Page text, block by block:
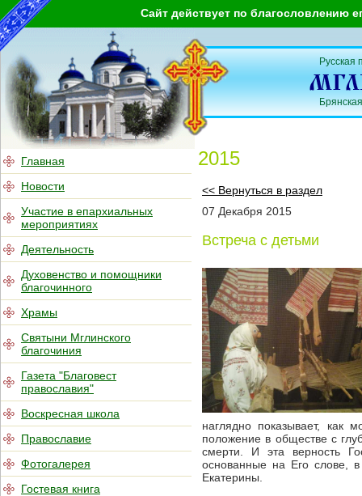
Сайт действует по благословлению
Главная
Новости
Участие в епархиальных
мероприятиях
Деятельность
Духовенство и помощники
благочинного
Храмы
Святыни Мглинского
благочиния
Газета "Благовест
православия"
Воскресная школа
Православие
Фотогалерея
Гостевая книга
Русская
2015
<< Вернуться в раздел
07 Декабря 2015
Встреча с детьми
наглядно показывает, как
положение в обществе с
смерти. И эта верность
основанные на Его слове,
Екатерины.